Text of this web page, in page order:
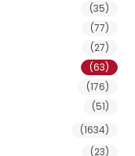
(35)
(77)
(27)
(63)
(176)
(51)
(1634)
(23)